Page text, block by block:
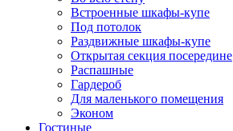
Встроенные шкафы-купе
Под потолок
Раздвижные шкафы-купе
Открытая секция посередине
Распашные
Гардероб
Для маленького помещения
Эконом
Гостиные